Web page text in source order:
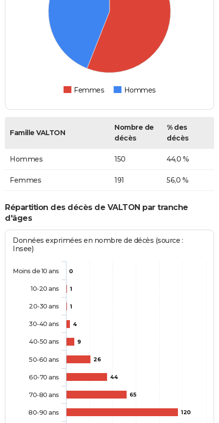
Femmes Hommes
Famille VALTON
Nombre de
décès
% des
décès
Hommes 150 44,0 %
Femmes 191 56,0 %
Répartition des décès de VALTON par tranche
d'âges
Données exprimées en nombre de décès (source :
Insee)
0
1
1
4
9
26
44
65
120
Moins de 10 ans
10-20 ans
20-30 ans
30-40 ans
40-50 ans
50-60 ans
60-70 ans
70-80 ans
80-90 ans